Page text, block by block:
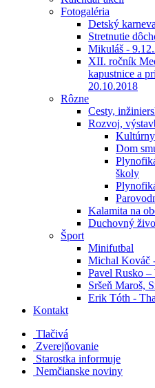
Fotogaléria
Detský
Stretnutie
Mikuláš -
XII. ročník
kapustnice a
20.10.2018
Rôzne
Cesty,
Rozvoj,
Dom
školy
Kalamita na
Duchovný
Šport
Minifutbal
Michal Kováč
Pavel Rusko
Sršeň Maroš,
Erik Tóth -
Kontakt
Tlačivá
Zverejňovanie
Starostka informuje
Nemčianske noviny